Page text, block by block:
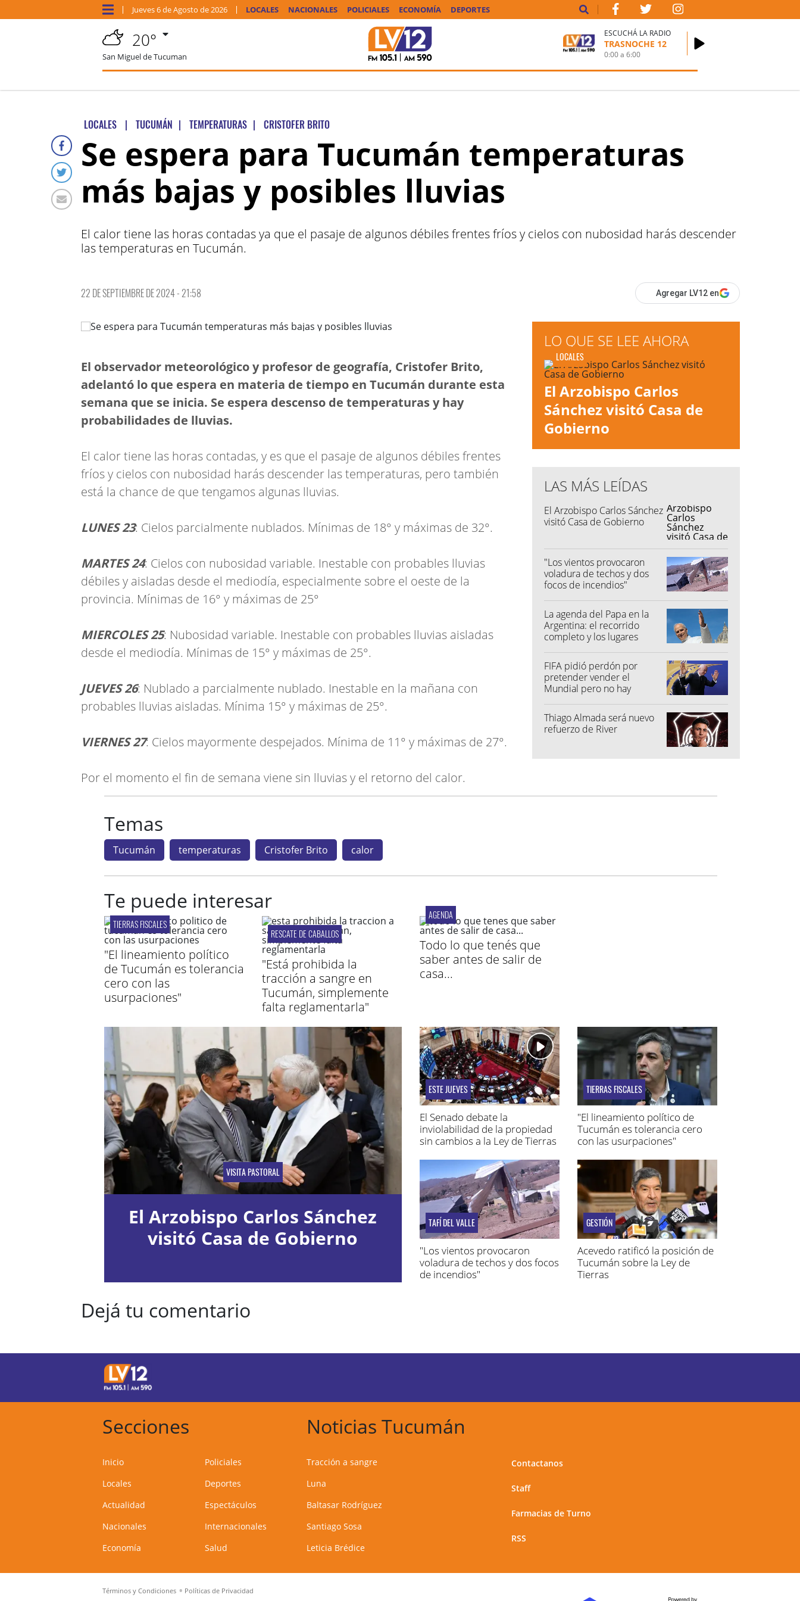
Jueves6 deAgosto de 2026 LOCALES NACIONALES POLICIALES ECONOMÍA DEPORTES
20°
San Miguel de Tucuman
ESCUCHÁ LA RADIO
TRASNOCHE 12
0:00a6:00
LOCALES | TUCUMÁN | TEMPERATURAS | CRISTOFER BRITO
Se espera para Tucumán temperaturas
más bajas y posibles lluvias
El calor tiene las horas contadas ya que el pasaje de algunos débiles frentes fríos y cielos con nubosidad harás descender
las temperaturas en Tucumán.
22 DE SEPTIEMBRE DE 2024 - 21:58 Agregar LV12 en
El observador meteorológico y profesor de geografía, Cristofer Brito,
adelantó lo que espera en materia de tiempo en Tucumán durante esta
semana que se inicia. Se espera descenso de temperaturas y hay
probabilidades de lluvias.
El calor tiene las horas contadas, y es que el pasaje de algunos débiles frentes
fríos y cielos con nubosidad harás descender las temperaturas, pero también
está la chance de que tengamos algunas lluvias.
LUNES 23: Cielos parcialmente nublados. Mínimas de 18° y máximas de 32°.
MARTES 24: Cielos con nubosidad variable. Inestable con probables lluvias
débiles y aisladas desde el mediodía, especialmente sobre el oeste de la
provincia. Mínimas de 16° y máximas de 25°
MIERCOLES 25: Nubosidad variable. Inestable con probables lluvias aisladas
desde el mediodía. Mínimas de 15° y máximas de 25°.
JUEVES 26: Nublado a parcialmente nublado. Inestable en la mañana con
probables lluvias aisladas. Mínima 15° y máximas de 25°.
VIERNES 27: Cielos mayormente despejados. Mínima de 11° y máximas de 27°.
Por el momento el fin de semana viene sin lluvias y el retorno del calor.
LO QUE SE LEE AHORA
LOCALES
El Arzobispo Carlos
Sánchez visitó Casa de
Gobierno
LAS MÁS LEÍDAS
El Arzobispo Carlos Sánchez
visitó Casa de Gobierno
"Los vientos provocaron
voladura de techos y dos
focos de incendios"
La agenda del Papa en la
Argentina: el recorrido
completo y los lugares
FIFA pidió perdón por
pretender vender el
Mundial pero no hay
Thiago Almada será nuevo
refuerzo de River
Temas
Tucumán temperaturas Cristofer Brito calor
Te puede interesar
TIERRAS FISCALES
"El lineamiento político
de Tucumán es tolerancia
cero con las
usurpaciones"
RESCATE DE CABALLOS
"Está prohibida la
tracción a sangre en
Tucumán, simplemente
falta reglamentarla"
AGENDA
Todo lo que tenés que
saber antes de salir de
casa...
VISITA PASTORAL
El Arzobispo Carlos Sánchez
visitó Casa de Gobierno
ESTE JUEVES
El Senado debate la
inviolabilidad de la propiedad
sin cambios a la Ley de Tierras
TIERRAS FISCALES
"El lineamiento político de
Tucumán es tolerancia cero
con las usurpaciones"
TAFÍ DEL VALLE
"Los vientos provocaron
voladura de techos y dos focos
de incendios"
GESTIÓN
Acevedo ratificó la posición de
Tucumán sobre la Ley de
Tierras
Dejá tu comentario
Secciones
Inicio
Locales
Actualidad
Nacionales
Economía
Policiales
Deportes
Espectáculos
Internacionales
Salud
Noticias Tucumán
Tracción a sangre
Luna
Baltasar Rodríguez
Santiago Sosa
Leticia Brédice
Contactanos
Staff
Farmacias de Turno
RSS
Términos y Condiciones Políticas de Privacidad